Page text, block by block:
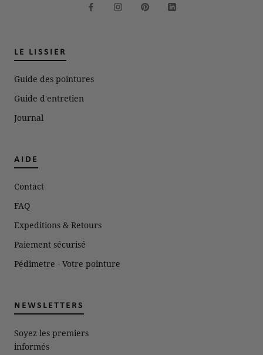
LE LISSIER
Guide des pointures
Guide d'entretien
Journal
AIDE
Contact
FAQ
Expeditions & Retours
Paiement sécurisé
Pédimetre - Votre pointure
NEWSLETTERS
Soyez les premiers
informés